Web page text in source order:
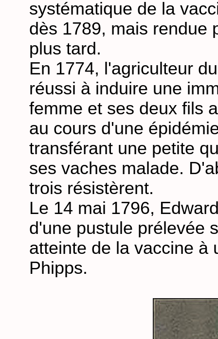
systématique de la
dès 1789, mais rendue
plus tard.
En 1774, l'agriculteur
réussi à induire une
femme et ses deux fils
au cours d'une
transférant une petite
ses vaches malade.
trois résistèrent.
Le 14 mai 1796,
d'une pustule prélevée
atteinte de la vaccine à
Phipps.